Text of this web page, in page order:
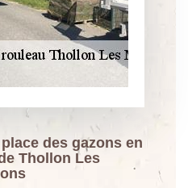
des gazons en
Thollon Les